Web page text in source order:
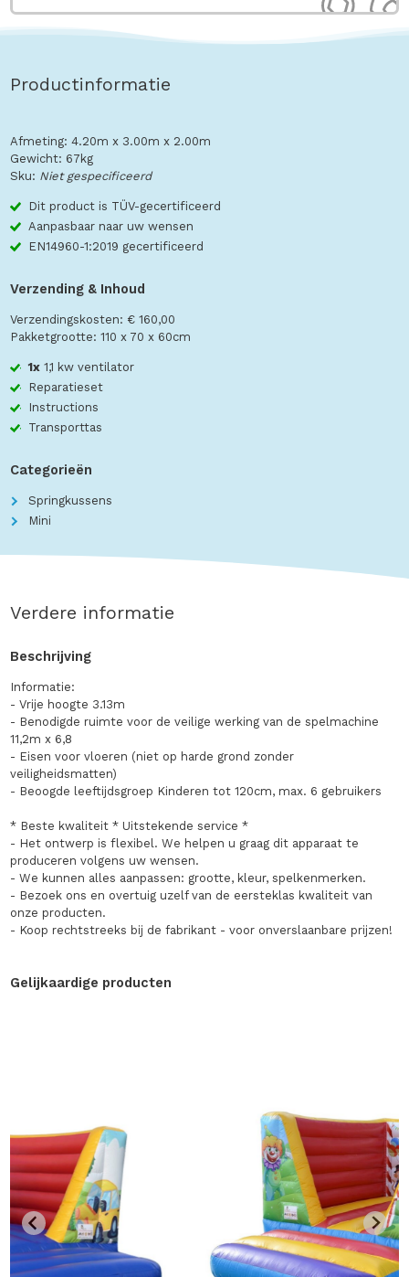
Productinformatie
Afmeting: 4.20m x 3.00m x 2.00m
Gewicht: 67kg
Sku: Niet gespecificeerd
Dit product is TÜV-gecertificeerd
Aanpasbaar naar uw wensen
EN14960-1:2019 gecertificeerd
Verzending & Inhoud
Verzendingskosten: € 160,00
Pakketgrootte: 110 x 70 x 60cm
1x1,1 kw ventilator
Reparatieset
Instructions
Transporttas
Categorieën
Springkussens
Mini
Verdere informatie
Beschrijving
Informatie:
- Vrije hoogte 3.13m
- Benodigde ruimte voor de veilige werking van de spelmachine
11,2m x 6,8
- Eisen voor vloeren (niet op harde grond zonder
veiligheidsmatten)
- Beoogde leeftijdsgroep Kinderen tot 120cm, max. 6 gebruikers
* Beste kwaliteit * Uitstekende service *
- Het ontwerp is flexibel. We helpen u graag dit apparaat te
produceren volgens uw wensen.
- We kunnen alles aanpassen: grootte, kleur, spelkenmerken.
- Bezoek ons en overtuig uzelf van de eersteklas kwaliteit van
onze producten.
- Koop rechtstreeks bij de fabrikant - voor onverslaanbare prijzen!
Gelijkaardige producten